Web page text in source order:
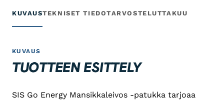
KUVAUSTEKNISET TIEDOTARVOSTELUTTAKUU
KUVAUS
TUOTTEEN ESITTELY
SIS Go Energy Mansikkaleivos -patukka tarjoaa